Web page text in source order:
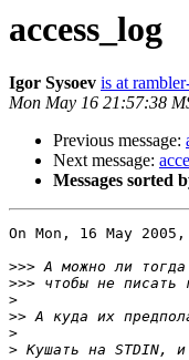
access_log
Igor Sysoev is at
Mon May 16 21:57:38
Previous message:
Next message:
Messages sorted
On Mon, 16 May
>>>
>>>
>
>>
>
>